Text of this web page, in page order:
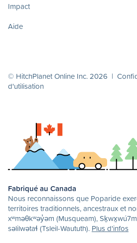
Impact
Aide
© HitchPlanet Online Inc. 2026 |
d'utilisation
Fabriqué au Canada
Nous reconnaissons que Poparide
territoires traditionnels, ancestraux et
xʷməθkʷəy̓əm (Musqueam),
səlilwətaɬ (Tsleil-Waututh). Plus d'infos